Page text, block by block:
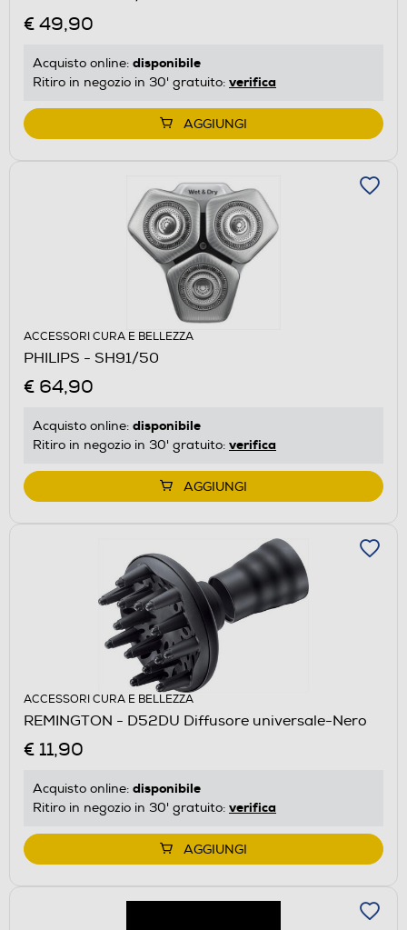
€ 49,90
Acquisto online: disponibile
Ritiro in negozio in 30' gratuito: verifica
AGGIUNGI
ACCESSORI CURA E BELLEZZA
PHILIPS - SH91/50
€ 64,90
Acquisto online: disponibile
Ritiro in negozio in 30' gratuito: verifica
AGGIUNGI
ACCESSORI CURA E BELLEZZA
REMINGTON - D52DU Diffusore universale-Nero
€ 11,90
Acquisto online: disponibile
Ritiro in negozio in 30' gratuito: verifica
AGGIUNGI